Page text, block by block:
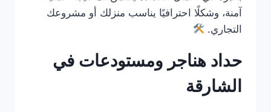
آمنة، وشكلًا احترافيًا يناسب منزلك أو مشروعك
التجاري.
حداد هناجر ومستودعات في
الشارقة